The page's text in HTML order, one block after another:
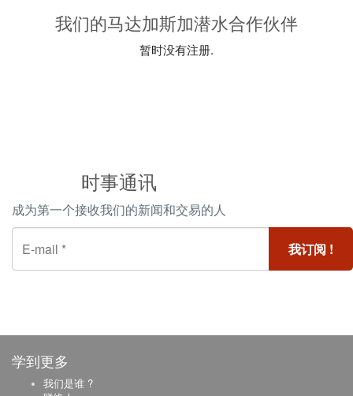
我们的马达加斯加潜水合作伙伴
暂时没有注册.
时事通讯
成为第一个接收我们的新闻和交易的人
学到更多
我们是谁 ?